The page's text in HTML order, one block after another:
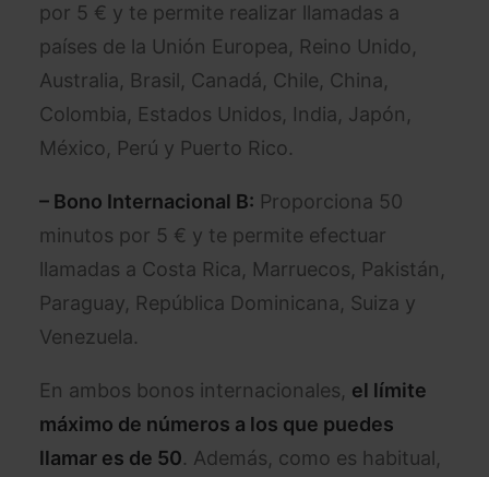
por 5 € y te permite realizar llamadas a
países de la Unión Europea, Reino Unido,
Australia, Brasil, Canadá, Chile, China,
Colombia, Estados Unidos, India, Japón,
México, Perú y Puerto Rico.
– Bono Internacional B: Proporciona 50
minutos por 5 € y te permite efectuar
llamadas a Costa Rica, Marruecos, Pakistán,
Paraguay, República Dominicana, Suiza y
Venezuela.
En ambos bonos internacionales, el límite
máximo de números a los que puedes
llamar es de 50. Además, como es habitual,